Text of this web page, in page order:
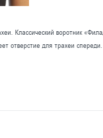
Классический воротник
отверстие для трахеи